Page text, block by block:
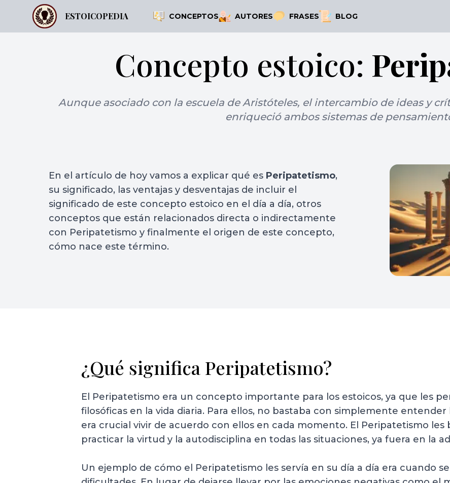
ESTOICOPEDIA CONCEPTOS AUTORES FRASES BLOG
Concepto estoico:
Aunque asociado con la escuela de Aristóteles, el intercambio de ideas y
enriqueció ambos sistemas de
En el artículo de hoy vamos a explicar qué es Peripatetismo,
su significado, las ventajas y desventajas de incluir el
significado de este concepto estoico en el día a día, otros
conceptos que están relacionados directa o indirectamente
con Peripatetismo y finalmente el origen de este concepto,
cómo nace este término.
¿Qué significa Peripatetismo?
El Peripatetismo era un concepto importante para los estoicos, ya que les
filosóficas en la vida diaria. Para ellos, no bastaba con simplemente
era crucial vivir de acuerdo con ellos en cada momento. El Peripatetismo
practicar la virtud y la autodisciplina en todas las situaciones, ya fuera en la
Un ejemplo de cómo el Peripatetismo les servía en su día a día era cuando